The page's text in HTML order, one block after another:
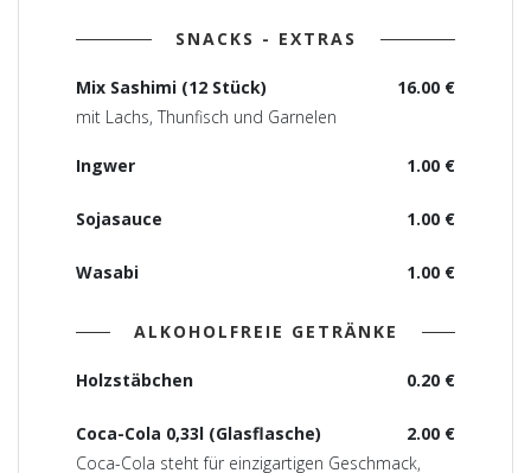
SNACKS - EXTRAS
16.00 €
Mix Sashimi (12 Stück)
mit Lachs, Thunfisch und Garnelen
1.00 €
Ingwer
1.00 €
Sojasauce
1.00 €
Wasabi
ALKOHOLFREIE GETRÄNKE
0.20 €
Holzstäbchen
2.00 €
Coca-Cola 0,33l (Glasflasche)
Coca-Cola steht für einzigartigen Geschmack,